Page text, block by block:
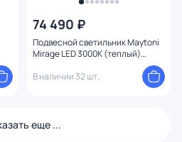
74 490 ₽
Подвесной светильник Maytoni
Mirage LED 3000К (теплый)
В наличии 32 шт.
еще ...